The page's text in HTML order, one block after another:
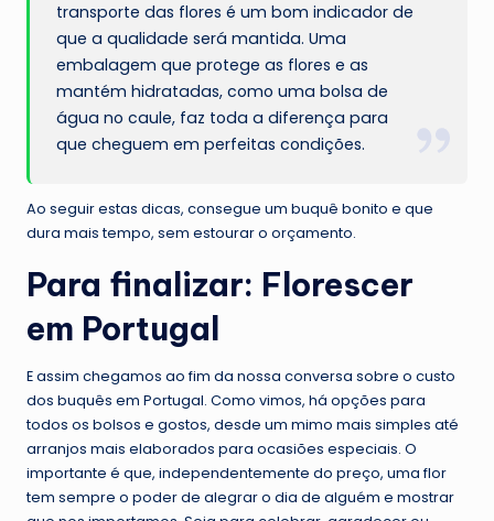
transporte das flores é um bom indicador de
que a qualidade será mantida. Uma
embalagem que protege as flores e as
mantém hidratadas, como uma bolsa de
água no caule, faz toda a diferença para
que cheguem em perfeitas condições.
Ao seguir estas dicas, consegue um buquê bonito e que
dura mais tempo, sem estourar o orçamento.
Para finalizar: Florescer
em Portugal
E assim chegamos ao fim da nossa conversa sobre o custo
dos buquês em Portugal. Como vimos, há opções para
todos os bolsos e gostos, desde um mimo mais simples até
arranjos mais elaborados para ocasiões especiais. O
importante é que, independentemente do preço, uma flor
tem sempre o poder de alegrar o dia de alguém e mostrar